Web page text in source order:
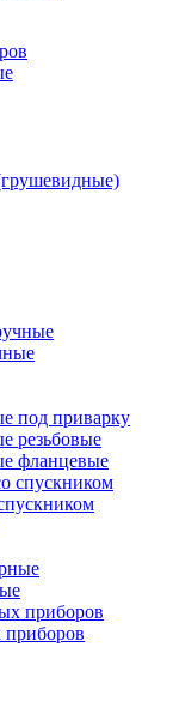
под приварку
резьбовые
фланцевые